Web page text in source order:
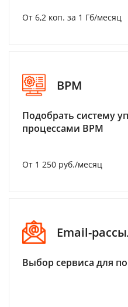
От 6,2 коп. за 1 Гб/месяц
BPM
Подобрать систему
процессами BPM
От 1 250 руб./месяц
Email-
Выбор сервиса для